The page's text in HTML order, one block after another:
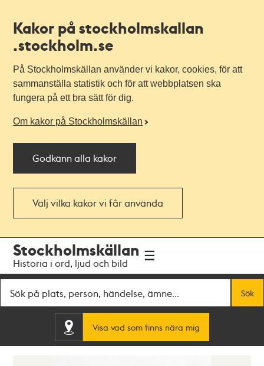
Kakor på stockholmskallan
.stockholm.se
På Stockholmskällan använder vi kakor, cookies, för att
sammanställa statistik och för att webbplatsen ska
fungera på ett bra sätt för dig.
Om kakor på Stockholmskällan
Godkänn alla kakor
Välj vilka kakor vi får använda
navigationen
huvudinnehållet
Stockholmskällan
Historia i ord, ljud och bild
Sök
Visa vad som finns nära mig